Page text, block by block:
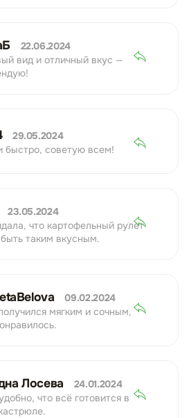
22.06.2024
вид и отличный вкус —
29.05.2024
быстро, советую всем!
23.05.2024
что картофельный рулет
таким вкусным.
09.02.2024
мягким и сочным,
Лосева
24.01.2024
что всё готовится в